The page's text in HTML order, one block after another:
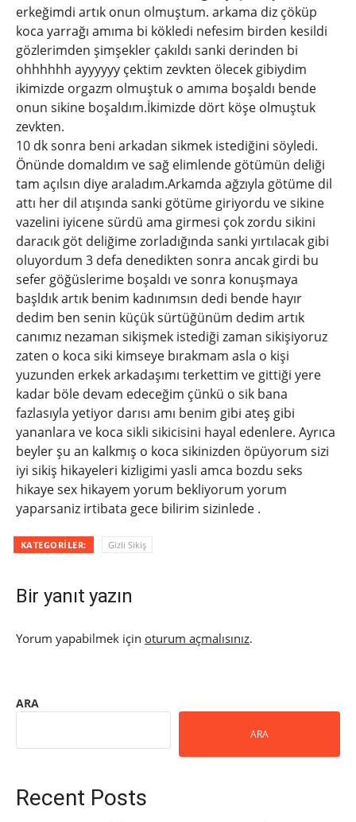
erkeğimdi artık onun olmuştum. arkama diz çöküp
koca yarrağı amıma bi kökledi nefesim birden kesildi
gözlerimden şimşekler çakıldı sanki derinden bi
ohhhhhh ayyyyyy çektim zevkten ölecek gibiydim
ikimizde orgazm olmuştuk o amıma boşaldı bende
onun sikine boşaldım.İkimizde dört köşe olmuştuk
zevkten.
10 dk sonra beni arkadan sikmek istediğini söyledi.
Önünde domaldım ve sağ elimlende götümün deliği
tam açılsın diye araladım.Arkamda ağzıyla götüme dil
attı her dil atışında sanki götüme giriyordu ve sikine
vazelini iyicene sürdü ama girmesi çok zordu sikini
daracık göt deliğime zorladığında sanki yırtılacak gibi
oluyordum 3 defa denedikten sonra ancak girdi bu
sefer göğüslerime boşaldı ve sonra konuşmaya
başldık artık benim kadınımsın dedi bende hayır
dedim ben senin küçük sürtüğünüm dedim artık
canımız nezaman sikişmek istediği zaman sikişiyoruz
zaten o koca siki kimseye bırakmam asla o kişi
yuzunden erkek arkadaşımı terkettim ve gittiği yere
kadar böle devam edeceğim çünkü o sik bana
fazlasıyla yetiyor darısı amı benim gibi ateş gibi
yananlara ve koca sikli sikicisini hayal edenlere. Ayrıca
beyler şu an kalkmış o koca sikinizden öpüyorum sizi
iyi sikiş hikayeleri kizligimi yasli amca bozdu seks
hikaye sex hikayem yorum bekliyorum yorum
yaparsaniz irtibata gece bilirim sizinlede .
KATEGORILER: Gizli Sikiş
Bir yanıt yazın
Yorum yapabilmek için oturum açmalısınız.
ARA
ARA
Recent Posts